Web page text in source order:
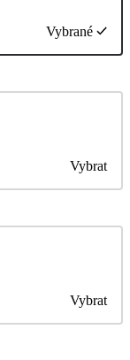
Vybrané
Vybrat
Vybrat